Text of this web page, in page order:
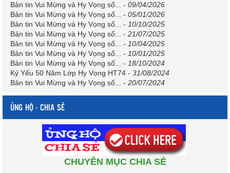
Bản tin Vui Mừng và Hy Vọng số... - 09/04/2026
Bản tin Vui Mừng và Hy Vọng số... - 05/01/2026
Bản tin Vui Mừng và Hy Vọng số... - 10/10/2025
Bản tin Vui Mừng và Hy Vọng số... - 21/07/2025
Bản tin Vui Mừng và Hy Vọng số... - 10/04/2025
Bản tin Vui Mừng và Hy Vọng số... - 10/01/2025
Bản tin Vui Mừng và Hy Vọng số... - 18/10/2024
Kỷ Yếu 50 Năm Lớp Hy Vọng HT74 - 31/08/2024
Bản tin Vui Mừng và Hy Vọng số... - 20/07/2024
ỦNG HỘ - CHIA SẺ
CHUYÊN MỤC CHIA SẺ